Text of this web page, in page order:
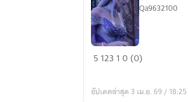
BTTH
ใน
Qa9632100
5 123 10 (0)
อัปเดตล่าสุด 3 เม.ย. 69 /